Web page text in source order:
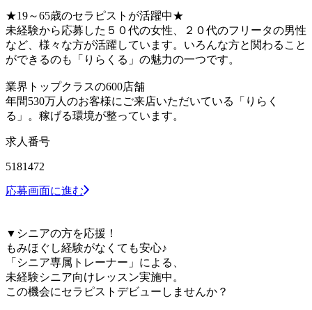
★19～65歳のセラピストが活躍中★
未経験から応募した５０代の女性、２０代のフリータの男性
など、様々な方が活躍しています。いろんな方と関わること
ができるのも「りらくる」の魅力の一つです。
業界トップクラスの600店舗
年間530万人のお客様にご来店いただいている「りらく
る」。稼げる環境が整っています。
求人番号
5181472
応募画面に進む
▼シニアの方を応援！
もみほぐし経験がなくても安心♪
「シニア専属トレーナー」による、
未経験シニア向けレッスン実施中。
この機会にセラピストデビューしませんか？